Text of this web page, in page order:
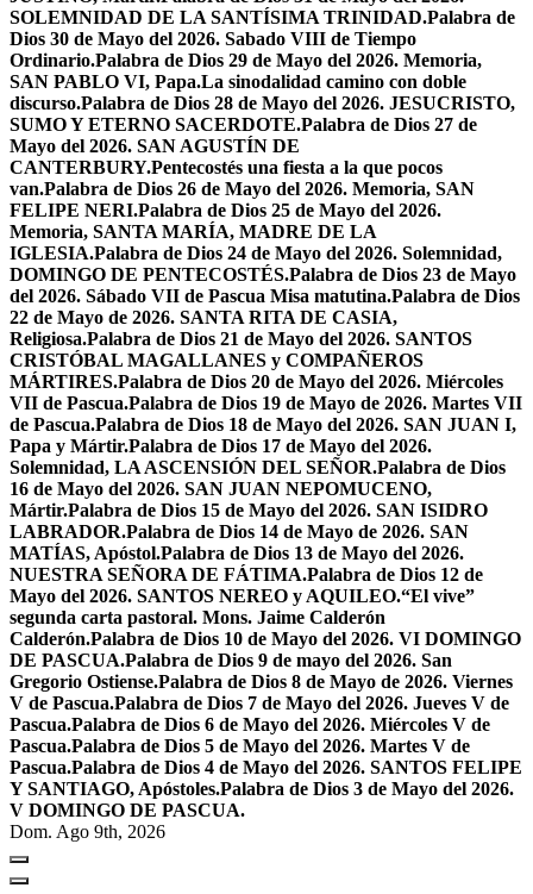
SOLEMNIDAD DE LA SANTÍSIMA TRINIDAD.Palabra de
Dios 30 de Mayo del 2026. Sabado VIII de Tiempo
Ordinario.Palabra de Dios 29 de Mayo del 2026. Memoria,
SAN PABLO VI, Papa.La sinodalidad camino con doble
discurso.Palabra de Dios 28 de Mayo del 2026. JESUCRISTO,
SUMO Y ETERNO SACERDOTE.Palabra de Dios 27 de
Mayo del 2026. SAN AGUSTÍN DE
CANTERBURY.Pentecostés una fiesta a la que pocos
van.Palabra de Dios 26 de Mayo del 2026. Memoria, SAN
FELIPE NERI.Palabra de Dios 25 de Mayo del 2026.
Memoria, SANTA MARÍA, MADRE DE LA
IGLESIA.Palabra de Dios 24 de Mayo del 2026. Solemnidad,
DOMINGO DE PENTECOSTÉS.Palabra de Dios 23 de Mayo
del 2026. Sábado VII de Pascua Misa matutina.Palabra de Dios
22 de Mayo de 2026. SANTA RITA DE CASIA,
Religiosa.Palabra de Dios 21 de Mayo del 2026. SANTOS
CRISTÓBAL MAGALLANES y COMPAÑEROS
MÁRTIRES.Palabra de Dios 20 de Mayo del 2026. Miércoles
VII de Pascua.Palabra de Dios 19 de Mayo de 2026. Martes VII
de Pascua.Palabra de Dios 18 de Mayo del 2026. SAN JUAN I,
Papa y Mártir.Palabra de Dios 17 de Mayo del 2026.
Solemnidad, LA ASCENSIÓN DEL SEÑOR.Palabra de Dios
16 de Mayo del 2026. SAN JUAN NEPOMUCENO,
Mártir.Palabra de Dios 15 de Mayo del 2026. SAN ISIDRO
LABRADOR.Palabra de Dios 14 de Mayo de 2026. SAN
MATÍAS, Apóstol.Palabra de Dios 13 de Mayo del 2026.
NUESTRA SEÑORA DE FÁTIMA.Palabra de Dios 12 de
Mayo del 2026. SANTOS NEREO y AQUILEO.“El vive”
segunda carta pastoral. Mons. Jaime Calderón
Calderón.Palabra de Dios 10 de Mayo del 2026. VI DOMINGO
DE PASCUA.Palabra de Dios 9 de mayo del 2026. San
Gregorio Ostiense.Palabra de Dios 8 de Mayo de 2026. Viernes
V de Pascua.Palabra de Dios 7 de Mayo del 2026. Jueves V de
Pascua.Palabra de Dios 6 de Mayo del 2026. Miércoles V de
Pascua.Palabra de Dios 5 de Mayo del 2026. Martes V de
Pascua.Palabra de Dios 4 de Mayo del 2026. SANTOS FELIPE
Y SANTIAGO, Apóstoles.Palabra de Dios 3 de Mayo del 2026.
V DOMINGO DE PASCUA.
Dom. Ago 9th, 2026